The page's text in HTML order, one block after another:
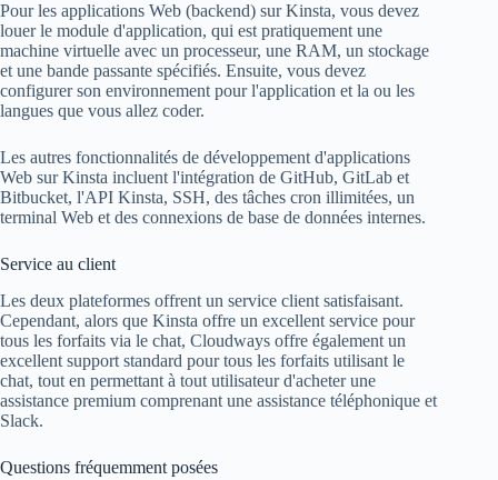
Pour les applications Web (backend) sur Kinsta, vous devez
louer le module d'application, qui est pratiquement une
machine virtuelle avec un processeur, une RAM, un stockage
et une bande passante spécifiés. Ensuite, vous devez
configurer son environnement pour l'application et la ou les
langues que vous allez coder.
Les autres fonctionnalités de développement d'applications
Web sur Kinsta incluent l'intégration de GitHub, GitLab et
Bitbucket, l'API Kinsta, SSH, des tâches cron illimitées, un
terminal Web et des connexions de base de données internes.
Service au client
Les deux plateformes offrent un service client satisfaisant.
Cependant, alors que Kinsta offre un excellent service pour
tous les forfaits via le chat, Cloudways offre également un
excellent support standard pour tous les forfaits utilisant le
chat, tout en permettant à tout utilisateur d'acheter une
assistance premium comprenant une assistance téléphonique et
Slack.
Questions fréquemment posées